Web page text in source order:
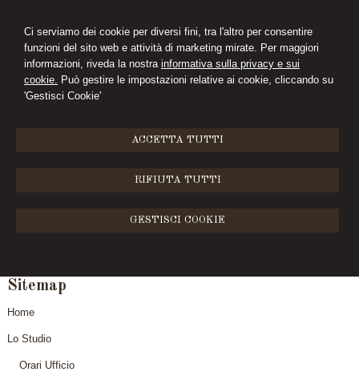
Ci serviamo dei cookie per diversi fini, tra l'altro per consentire
funzioni del sito web e attività di marketing mirate. Per maggiori
informazioni, riveda la nostra informativa sulla privacy e sui
cookie. Può gestire le impostazioni relative ai cookie, cliccando su
'Gestisci Cookie'
ACCETTA TUTTI
RIFIUTA TUTTI
GESTISCI COOKIE
Sitemap
Home
Lo Studio
Orari Ufficio